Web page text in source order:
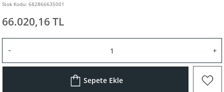
Stok Kodu: 682866635001
66.020,16 TL
Sepete Ekle